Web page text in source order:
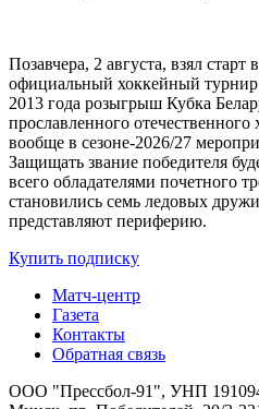
Позавчера, 2 августа, взял старт
официальный хоккейный
2013 года розыгрыш Кубка
прославленного отечественного
вообще в сезоне-2026/27
Защищать звание победителя
всего обладателями почетного
становились семь ледовых
представляют периферию.
Купить подписку
Матч-центр
Газета
Контакты
Обратная связь
ООО "Прессбол-91", УНП